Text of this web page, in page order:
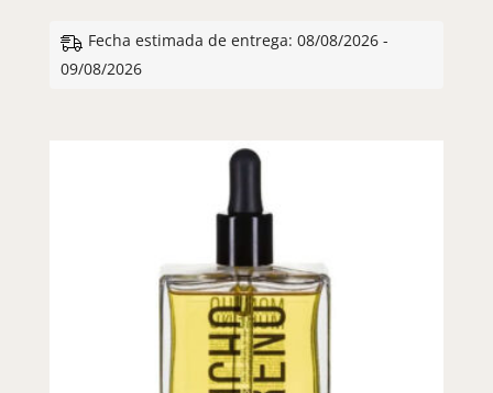
Fecha estimada de entrega: 08/08/2026 -
09/08/2026